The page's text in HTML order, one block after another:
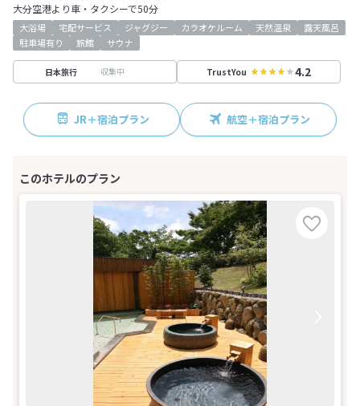
大分空港より車・タクシーで50分
大浴場 宅配サービス ジャグジー カラオケルーム 天然温泉
露天風呂
駐車場有り
旅館 サウナ
日本旅行 収集中 TrustYou 4.2
JR＋宿泊プラン 航空＋宿泊プラン